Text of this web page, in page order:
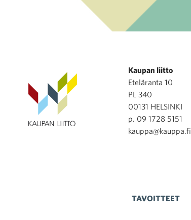
Kaupan liitto
Eteläranta 10
PL 340
00131 HELSINKI
p. 09 1728 5151
kauppa@kauppa.fi
TAVOITTEET